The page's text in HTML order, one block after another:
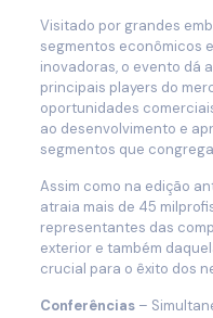
Visitado por grandes
segmentos econômicos
inovadoras, o evento dá
principais players do
oportunidades
ao desenvolvimento e
segmentos que
Assim como na edição
atraia mais de 45
representantes das
exterior e também
crucial para o êxito dos
Conferências–